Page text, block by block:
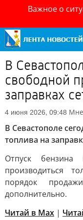
Важное о
В
свободной
заправках
4 июня 2026, 09:48
В Севастополе
топлива на
Отпуск бензина
производиться
порядок
дополнительно.
Читай в Max |